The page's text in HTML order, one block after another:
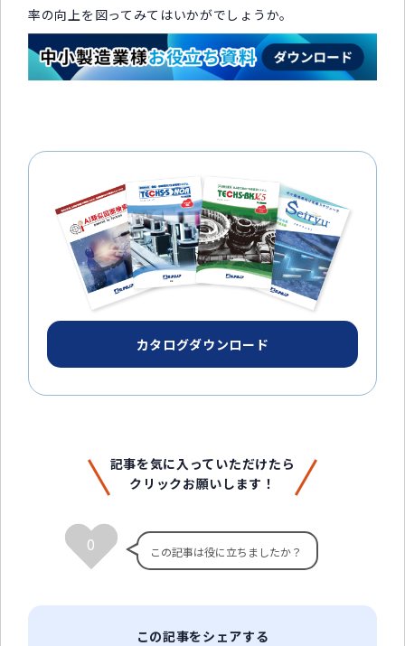
率の向上を図ってみてはいかがでしょうか。
カタログダウンロード
記事を気に入っていただけたら
クリックお願いします！
0
この記事をシェアする